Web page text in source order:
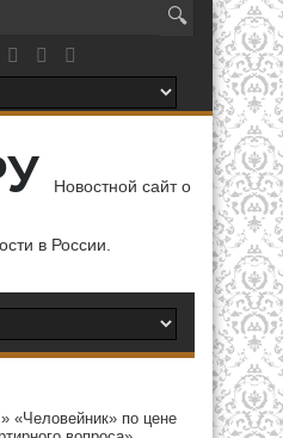
Новостной сайт о
в России.
» «Человейник» по цене